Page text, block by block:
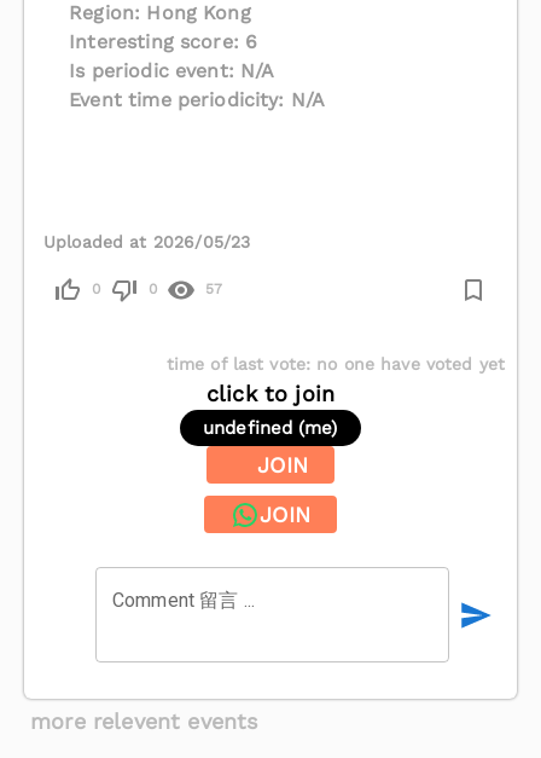
Region: Hong Kong
Interesting score: 6
Is periodic event: N/A
Event time periodicity: N/A
Uploaded at 2026/05/23
0 0 57
time of last vote: no one have voted yet
click to join
undefined (me)
JOIN
JOIN
Comment 留言 ...
more relevent events